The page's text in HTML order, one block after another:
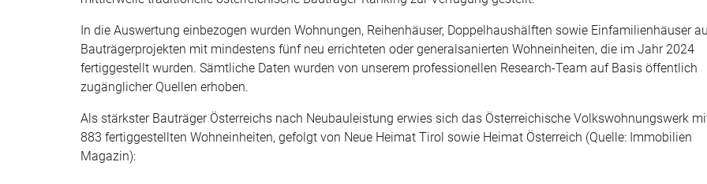
In die Auswertung einbezogen wurden Wohnungen, Reihenhäuser, Doppelhaushälften sowie Einfamilienhäuser
Bauträgerprojekten mit mindestens fünf neu errichteten oder generalsanierten Wohneinheiten, die im Jahr 2024
fertiggestellt wurden. Sämtliche Daten wurden von unserem professionellen Research-Team auf Basis öffentlich
zugänglicher Quellen erhoben.
Als stärkster Bauträger Österreichs nach Neubauleistung erwies sich das Österreichische Volkswohnungswerk
883 fertiggestellten Wohneinheiten, gefolgt von Neue Heimat Tirol sowie Heimat Österreich (Quelle: Immobilien
Magazin):